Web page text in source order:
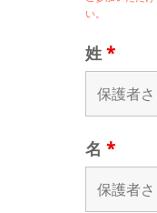
い。
姓 *
名 *